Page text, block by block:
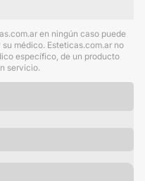
en ningún caso puede
médico. Esteticas.com.ar no
específico, de un producto
servicio.